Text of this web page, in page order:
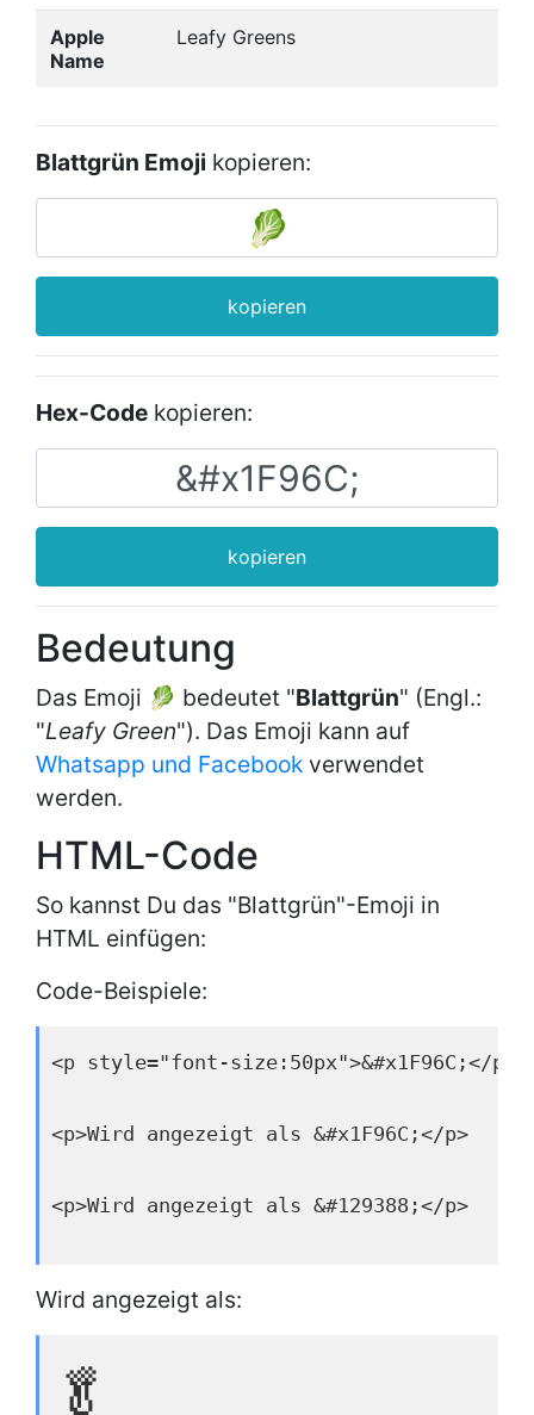
Apple
Name
Leafy Greens
Blattgrün Emoji kopieren:
kopieren
Hex-Code kopieren:
kopieren
Bedeutung
Das Emoji 🥬 bedeutet "Blattgrün" (Engl.:
"Leafy Green"). Das Emoji kann auf
Whatsapp und Facebook verwendet
werden.
HTML-Code
So kannst Du das "Blattgrün"-Emoji in
HTML einfügen:
Code-Beispiele:
<p style="font-size:50px">&#x1F96C;</p>
<p>Wird angezeigt als &#x1F96C;</p>
<p>Wird angezeigt als &#129388;</p>
Wird angezeigt als:
🥬